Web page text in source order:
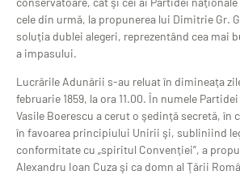
cele din urmă, la propunerea lui Dimitrie Gr.
soluţia dublei alegeri, reprezentând cea mai
a impasului.
Lucrările Adunării s-au reluat în dimineaţa
februarie 1859, la ora 11.00. În numele
Vasile Boerescu a cerut o şedinţă secretă, în
în favoarea principiului Unirii şi, subliniind
conformitate cu „spiritul Convenţiei”, a
Alexandru Ioan Cuza şi ca domn al Ţării